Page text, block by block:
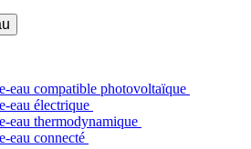
eau compatible photovoltaïque
eau électrique
eau thermodynamique
eau connecté